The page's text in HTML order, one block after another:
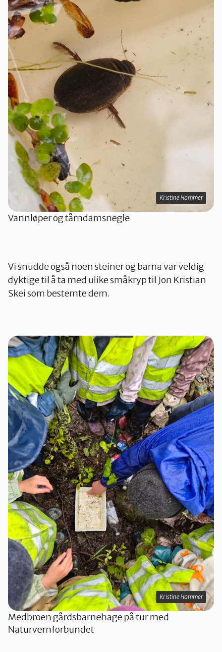
Kristine Hammer
Vannløper og tårndamsnegle
Vi snudde også noen steiner og barna var veldig
dyktige til å ta med ulike småkryp til Jon Kristian
Skei som bestemte dem.
Kristine Hammer
Medbroen gårdsbarnehage på tur med
Naturvernforbundet